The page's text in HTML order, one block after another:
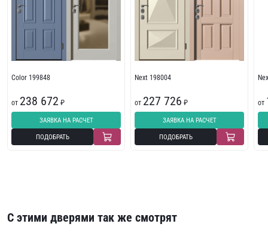
Color 199848
от 238 672 ₽
ЗАЯВКА НА РАСЧЕТ
ПОДОБРАТЬ
Next 198004
от 227 726 ₽
ЗАЯВКА НА РАСЧЕТ
ПОДОБРАТЬ
от
С этими дверями так же смотрят